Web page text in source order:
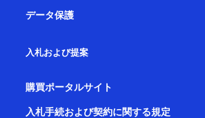
データ保護
入札および提案
購買ポータルサイト
入札手続および契約に関する規定